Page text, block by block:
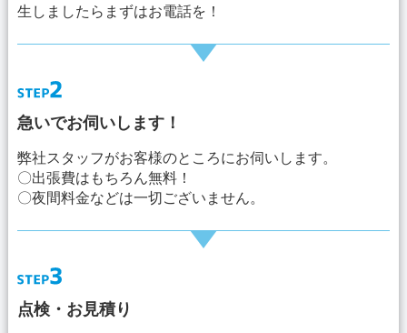
生しましたらまずはお電話を！
急いでお伺いします！
弊社スタッフがお客様のところにお伺いします。
〇出張費はもちろん無料！
〇夜間料金などは一切ございません。
点検・お見積り